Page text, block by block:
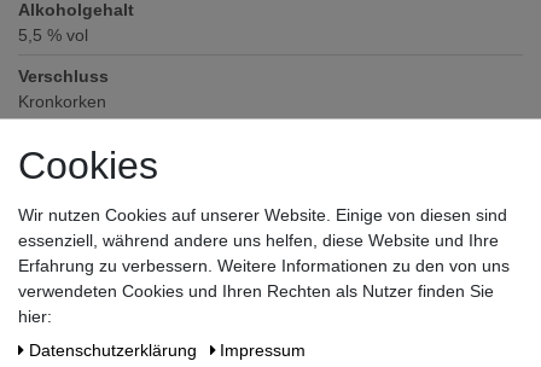
Alkoholgehalt
5,5 % vol
Verschluss
Kronkorken
Wasser, Weizenmalz, Gerstenmalz, Hefe, Hopfen
Hersteller / Importeur
Weißbierbrauerei Hopf GmbH, Schützenstraße 8+10, 83714
Miesbach
Cookies
Wir nutzen Cookies auf unserer Website. Einige von diesen sind
essenziell, während andere uns helfen, diese Website und Ihre
Erfahrung zu verbessern. Weitere Informationen zu den von uns
verwendeten Cookies und Ihren Rechten als Nutzer finden Sie
hier:
Daten­schutz­erklärung
Impressum